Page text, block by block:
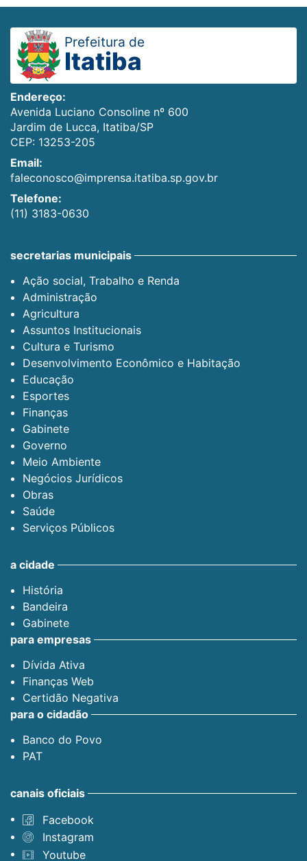
Prefeitura de
Itatiba
Endereço:
Avenida Luciano Consoline nº 600
Jardim de Lucca, Itatiba/SP
CEP: 13253-205
Email:
faleconosco@imprensa.itatiba.sp.gov.br
Telefone:
(11) 3183-0630
secretarias municipais
Ação social, Trabalho e Renda
Administração
Agricultura
Assuntos Institucionais
Cultura e Turismo
Desenvolvimento Econômico e Habitação
Educação
Esportes
Finanças
Gabinete
Governo
Meio Ambiente
Negócios Jurídicos
Obras
Saúde
Serviços Públicos
a cidade
História
Bandeira
Gabinete
para empresas
Dívida Ativa
Finanças Web
Certidão Negativa
para o cidadão
Banco do Povo
PAT
canais oficiais
Facebook
Instagram
Youtube